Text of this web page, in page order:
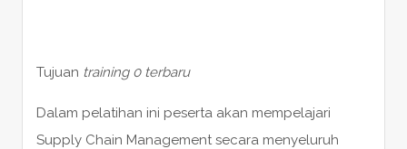
Tujuan training 0 terbaru
Dalam pelatihan ini peserta akan mempelajari
Supply Chain Management secara menyeluruh